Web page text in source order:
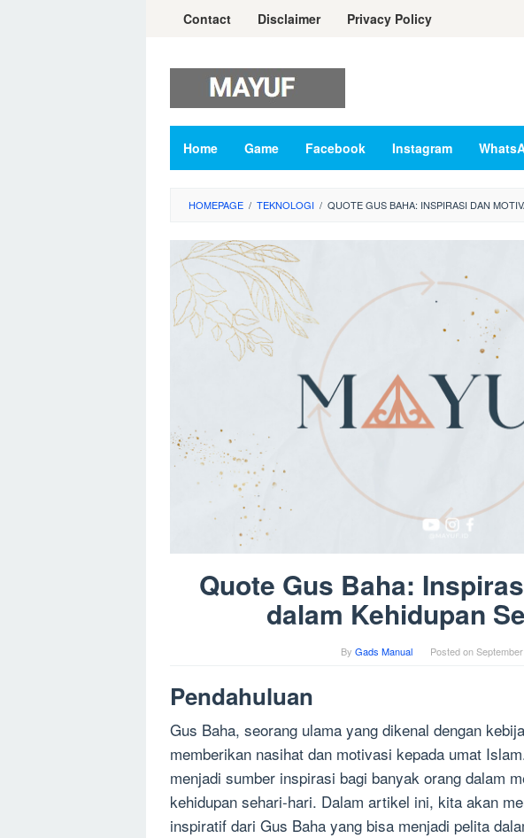
Contact Disclaimer Privacy Policy
Home Game Facebook Instagram
HOMEPAGE / TEKNOLOGI / QUOTE GUS BAHA: INSPIRASI DAN
Quote Gus Baha:
dalam Kehidupan
By Gads Manual Posted on
Pendahuluan
Gus Baha, seorang ulama yang dikenal dengan
memberikan nasihat dan motivasi kepada umat
menjadi sumber inspirasi bagi banyak orang dalam
kehidupan sehari-hari. Dalam artikel ini, kita akan
inspiratif dari Gus Baha yang bisa menjadi pelita